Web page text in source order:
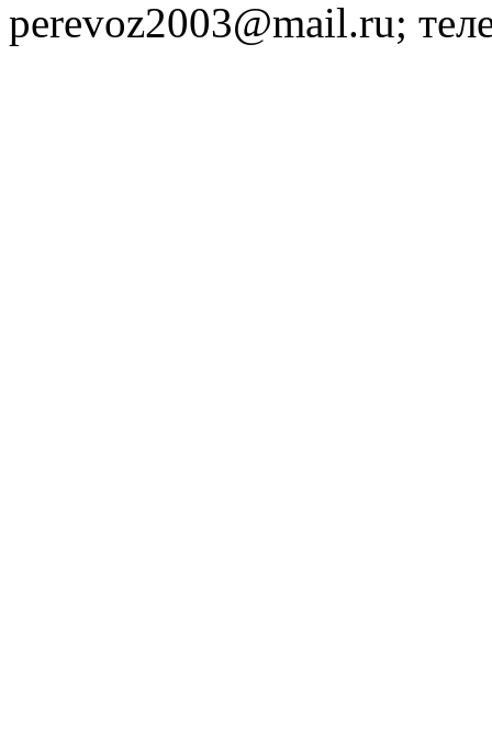
perevoz2003@mail.ru;